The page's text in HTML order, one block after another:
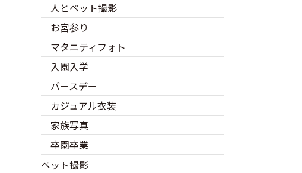
人とペット撮影
お宮参り
マタニティフォト
入園入学
バースデー
カジュアル衣装
家族写真
卒園卒業
ペット撮影